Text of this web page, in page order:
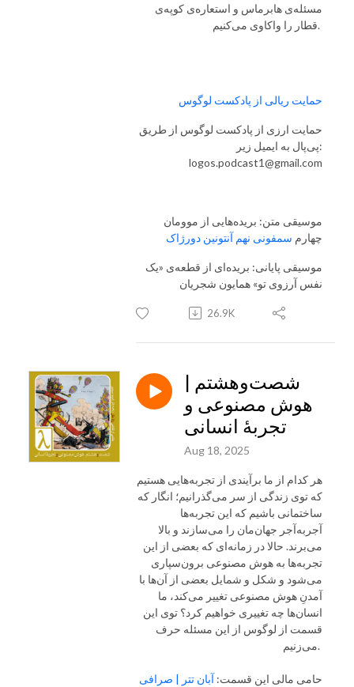
مسئله‌ی هابرماس و استعاره‌ی کوپه‌ی
قطار را واکاوی می‌کنیم.
حمایت ریالی از پادکست لوگوس
حمایت ارزی از پادکست لوگوس از طریق
پی‌پال به ایمیل زیر:
logos.podcast1@gmail.com
چهارم سمفونی نهم آنتونین دورژاک
موسیقی پایانی: بریده‌ای از قطعه‌ی «یک‌
نفس آرزوی تو» همایون شجریان
26.9K
شصت‌و‌هشتم |
هوش مصنوعی و
تجربهٔ انسانی
Aug 18, 2025
هر کدام از ما برآیندی از تجربه‌هایی هستیم
که توی زندگی از سر می‌گذرانیم؛ انگار که
ساختمانی باشیم که این تجربه‌ها
آجر‌به‌آجر جهان‌مان را می‌سازند و بالا
می‌برند. حالا در زمانه‌ای که بعضی از این
تجربه‌ها به هوش مصنوعی برون‌سپاری
می‌شود و شکل و شمایل بعضی از آن‌ها با
آمدنِ هوش مصنوعی تغییر می‌کند، ما
انسان‌ها چه تغییری خواهیم کرد؟ توی این
قسمت از لوگوس از این مسئله حرف
می‌زنیم.
حامی مالی این قسمت: آبان تتر | صرافی